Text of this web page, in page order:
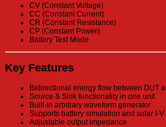
CV (Constant Voltage)
CC (Constant Current)
CR (Constant Resistance)
CP (Constant Power)
Battery Test Mode
Key Features
Bidirectional energy flow between DUT
Source & Sink functionality in one unit
Built-in arbitrary waveform generator
Supports battery simulation and solar I-
Adjustable output impedance